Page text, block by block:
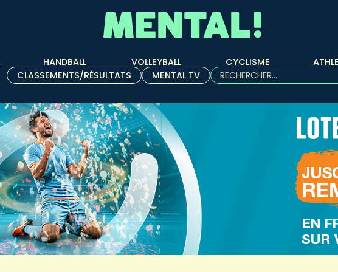
HANDBALL VOLLEYBALL CYCLISME
CLASSEMENTS/RÉSULTATS
MENTAL TV
Rechercher :